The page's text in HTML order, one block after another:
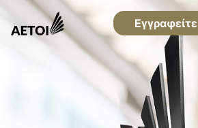
Εγγραφείτε